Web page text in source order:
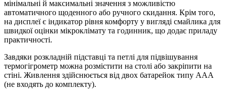
мінімальні й максимальні значення з можливістю
автоматичного щоденного або ручного скидання. Крім того,
на дисплеї є індикатор рівня комфорту у вигляді смайлика для
швидкої оцінки мікроклімату та годинник, що додає приладу
практичності.
Завдяки розкладній підставці та петлі для підвішування
термогігрометр можна розмістити на столі або закріпити на
стіні. Живлення здійснюється від двох батарейок типу ААА
(не входять до комплекту).